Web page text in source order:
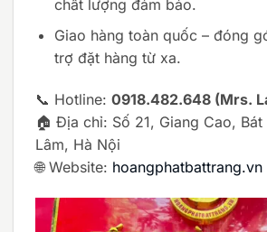
chất lượng đảm bảo.
Giao hàng toàn quốc – đóng
trợ đặt hàng từ xa.
📞 Hotline: 0918.482.648 (Mrs.
🏠 Địa chỉ: Số 21, Giang Cao, Bát
Lâm, Hà Nội
🌐 Website: hoangphatbattrang.vn